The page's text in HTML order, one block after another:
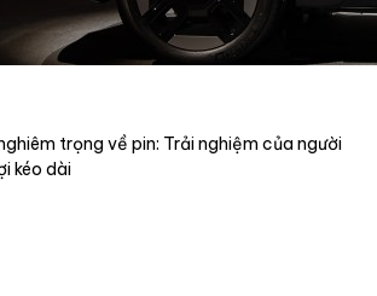
trọng về pin: Trải nghiệm của người
kéo dài